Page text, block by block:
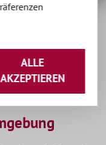
ALLE
AKZEPTIEREN